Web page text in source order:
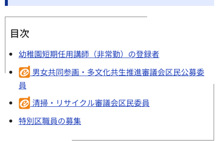
目次
幼稚園短期任用講師（非常勤）の登録者
男女共同参画・多文化共生推進審議会区民公募委
員
清掃・リサイクル審議会区民委員
特別区職員の募集